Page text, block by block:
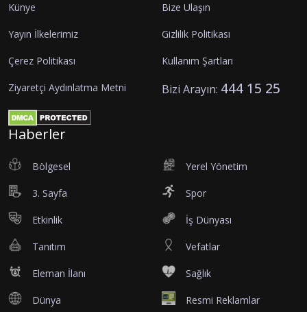
Künye Bize Ulaşın
Yayın İlkelerimiz Gizlilik Politikası
Çerez Politikası Kullanım Şartları
Ziyaretçi Aydınlatma Metni Bizi Arayın: 444 15 25
Haberler
Bölgesel Yerel Yönetim
3. Sayfa Spor
Etkinlik İş Dünyası
Tanıtım Vefatlar
Eleman İlanı Sağlık
Dünya Resmi Reklamlar